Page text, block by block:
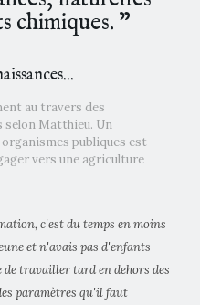
chimiques. ”
au travers des
Matthieu. Un
publiques est
vers une agriculture
c'est du temps en moins
et n'avais pas d'enfants
travailler tard en dehors des
paramètres qu'il faut